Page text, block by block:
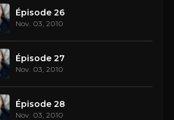
Épisode 26
Nov. 03, 2010
Épisode 27
Nov. 03, 2010
Épisode 28
Nov. 03, 2010